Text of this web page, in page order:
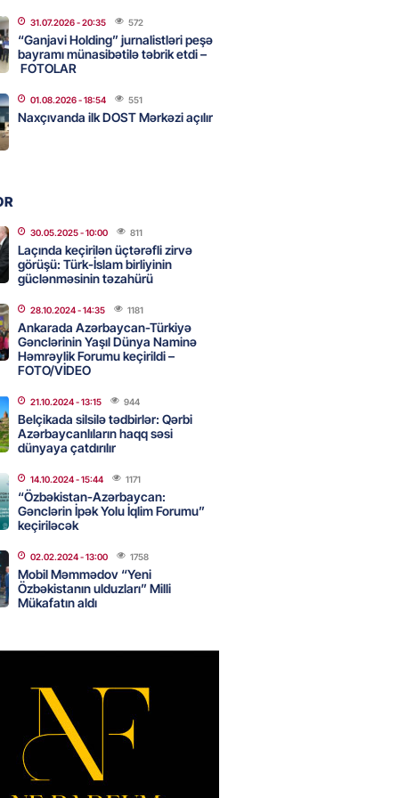
- 15:45
zavodunu vurub
Azərbaycanla bağlı tapşırıq
kartını indi sifariş
komissiyasız
- 15:07
sədr müavinini AZCON
- 15:00
Ukraynaya qaz tədarük
– Ceyhun Bayramov
- 14:45
- 14:30
dənizdə batan qardaşı tələbə
- 14:15
31.07.2026- 20:35 572
“Ganjavi Holding” jurnalistləri peşə
bayramı münasibətilə təbrik etdi –
FOTOLAR
01.08.2026- 18:54 551
Naxçıvanda ilk DOST Mərkəzi açılır
30.05.2025- 10:00 811
Laçında keçirilən üçtərəfli zirvə
görüşü: Türk-İslam birliyinin
güclənməsinin təzahürü
28.10.2024- 14:35 1181
Ankarada Azərbaycan-Türkiyə
Gənclərinin Yaşıl Dünya Naminə
Həmrəylik Forumu keçirildi –
FOTO/VİDEO
21.10.2024- 13:15 944
Belçikada silsilə tədbirlər: Qərbi
Azərbaycanlıların haqq səsi
dünyaya çatdırılır
14.10.2024- 15:44 1171
“Özbəkistan-Azərbaycan:
Gənclərin İpək Yolu İqlim Forumu”
keçiriləcək
02.02.2024- 13:00 1758
Mobil Məmmədov “Yeni
Özbəkistanın ulduzları” Milli
Mükafatın aldı